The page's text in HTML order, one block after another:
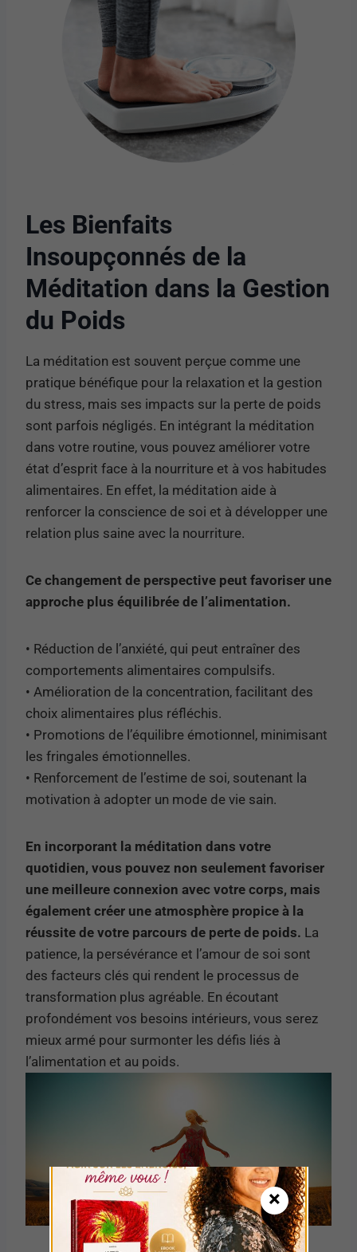
Les Bienfaits
Insoupçonnés de la
Méditation dans la Gestion
du Poids
La méditation est souvent perçue comme une
pratique bénéfique pour la relaxation et la gestion
du stress, mais ses impacts sur la perte de poids
sont parfois négligés. En intégrant la méditation
dans votre routine, vous pouvez améliorer votre
état d’esprit face à la nourriture et à vos habitudes
alimentaires. En effet, la méditation aide à
renforcer la conscience de soi et à développer une
relation plus saine avec la nourriture.
Ce changement de perspective peut favoriser une
approche plus équilibrée de l’alimentation.
• Réduction de l’anxiété, qui peut entraîner des
comportements alimentaires compulsifs.
• Amélioration de la concentration, facilitant des
choix alimentaires plus réfléchis.
• Promotions de l’équilibre émotionnel, minimisant
les fringales émotionnelles.
• Renforcement de l’estime de soi, soutenant la
motivation à adopter un mode de vie sain.
En incorporant la méditation dans votre
quotidien, vous pouvez non seulement favoriser
une meilleure connexion avec votre corps, mais
également créer une atmosphère propice à la
réussite de votre parcours de perte de poids. La
patience, la persévérance et l’amour de soi sont
des facteurs clés qui rendent le processus de
transformation plus agréable. En écoutant
profondément vos besoins intérieurs, vous serez
mieux armé pour surmonter les défis liés à
l’alimentation et au poids.
×